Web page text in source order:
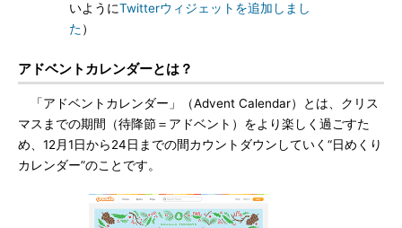
いようにTwitterウィジェットを追加しまし
た）
アドベントカレンダーとは？
「アドベントカレンダー」（Advent Calendar）とは、クリス
マスまでの期間（待降節＝アドベント）をより楽しく過ごすた
め、12月1日から24日までの間カウントダウンしていく“日めくり
カレンダー”のことです。